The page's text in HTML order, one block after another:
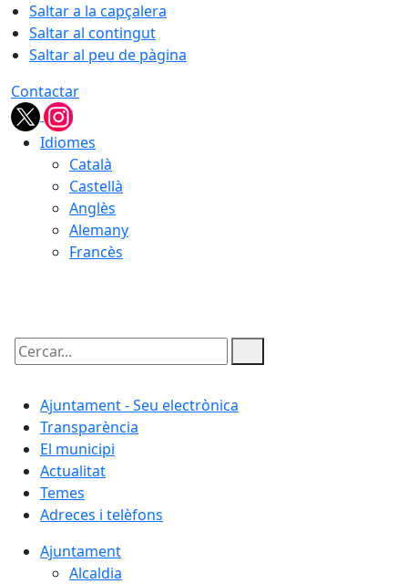
Saltar a la capçalera
Saltar al contingut
Saltar al peu de pàgina
Contactar
Idiomes
Català
Castellà
Anglès
Alemany
Francès
Cercar:
Ajuntament - Seu electrònica
Transparència
El municipi
Actualitat
Temes
Adreces i telèfons
Ajuntament
Alcaldia